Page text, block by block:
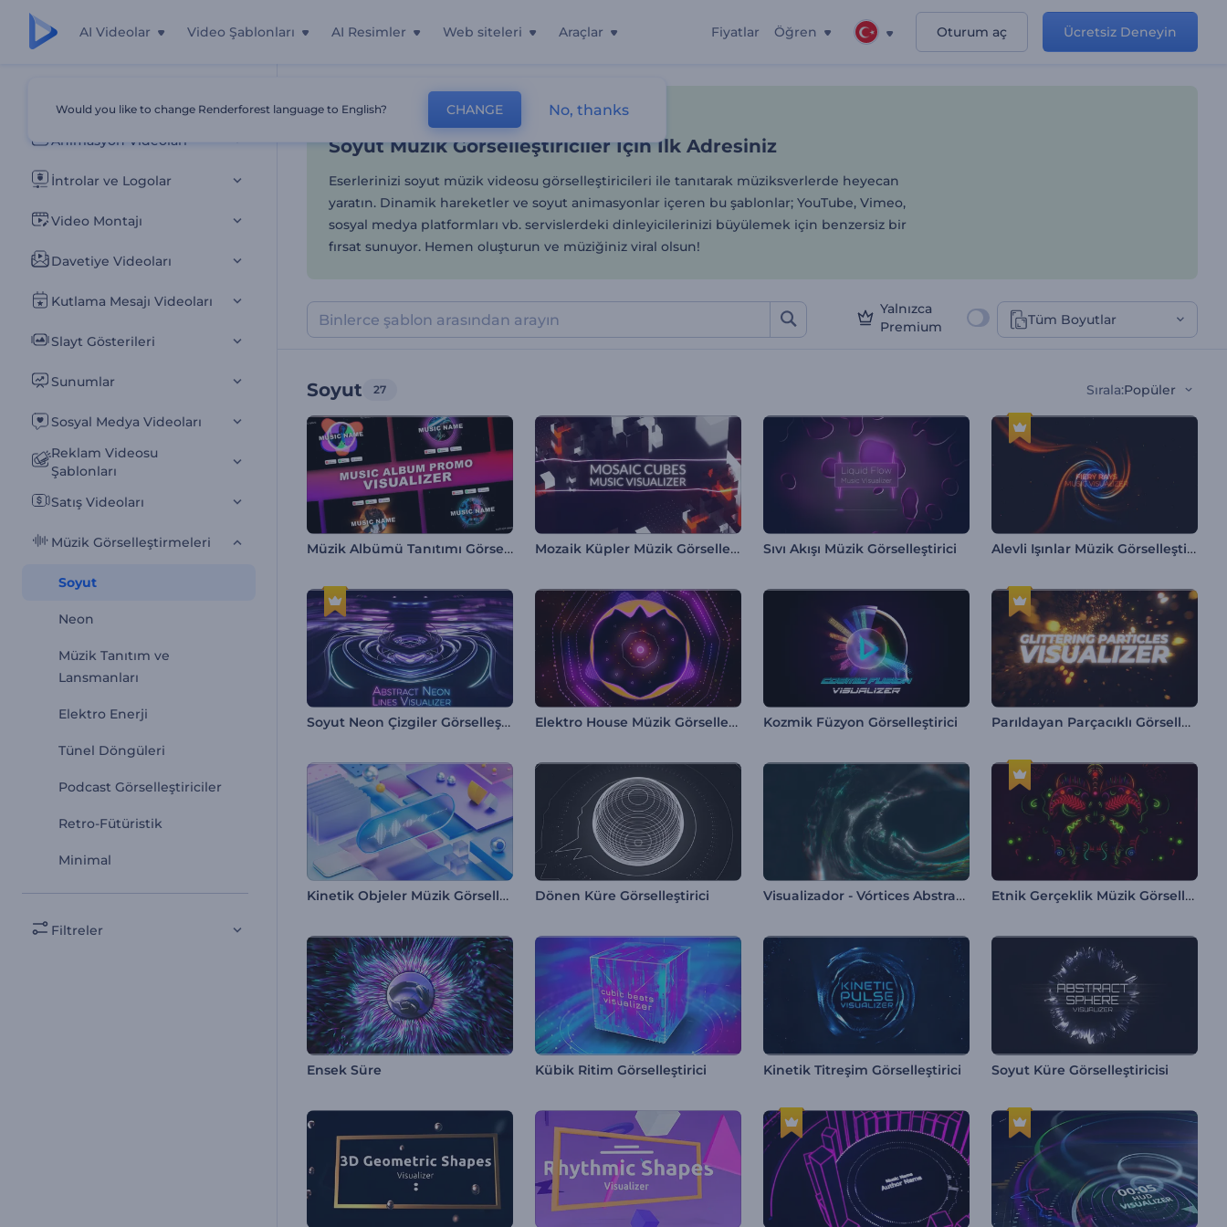
AI Videolar Video Şablonları AI Resimler Web siteleri Araçlar Fiyatlar Öğren Oturum aç Ücretsiz Deneyin
Tüm Şablonlar
Animasyon Videoları
İntrolar ve Logolar
Video Montajı
Davetiye Videoları
Kutlama Mesajı Videoları
Slayt Gösterileri
Sunumlar
Sosyal Medya Videoları
Reklam Videosu
Şablonları
Satış Videoları
Müzik Görselleştirmeleri
Soyut
Neon
Müzik Tanıtım ve
Lansmanları
Elektro Enerji
Tünel Döngüleri
Podcast Görselleştiriciler
Retro-Fütüristik
Minimal
Filtreler
Soyut Müzik Görselleştiriciler İçin İlk Adresiniz
Ana Sayfa Müzik Görselleştirmeleri Soyut
Soyut Müzik Görselleştiriciler İçin İlk Adresiniz
Eserlerinizi soyut müzik videosu görselleştiricileri ile tanıtarak müziksverlerde heyecan
yaratın. Dinamik hareketler ve soyut animasyonlar içeren bu şablonlar; YouTube, Vimeo,
sosyal medya platformları vb. servislerdeki dinleyicilerinizi büyülemek için benzersiz bir
fırsat sunuyor. Hemen oluşturun ve müziğiniz viral olsun!
Yalnızca
Premium
Tüm Boyutlar
Soyut 27 Sırala:Popüler
Müzik Albümü Tanıtımı Görselleştirici Mozaik Küpler Müzik Görselleştirici Sıvı Akışı Müzik Görselleştirici Alevli Işınlar Müzik Görselleştirici
Soyut Neon Çizgiler Görselleştirici Elektro House Müzik Görselleştirici Kozmik Füzyon Görselleştirici Parıldayan Parçacıklı Görselleştirici
Kinetik Objeler Müzik Görselleştirici Dönen Küre Görselleştirici Visualizador - Vórtices Abstractos Etnik Gerçeklik Müzik Görselleştirici
Ensek Süre Kübik Ritim Görselleştirici Kinetik Titreşim Görselleştirici Soyut Küre Görselleştiricisi
Would you like to change Renderforest language to English? CHANGE No, thanks